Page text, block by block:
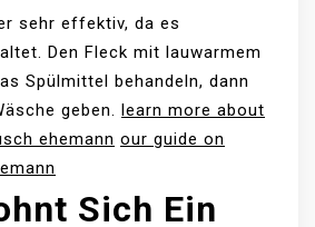
sehr effektiv, da es
Den Fleck mit lauwarmem
Spülmittel behandeln, dann
geben. learn more about
ehemann our guide on
Sich Ein